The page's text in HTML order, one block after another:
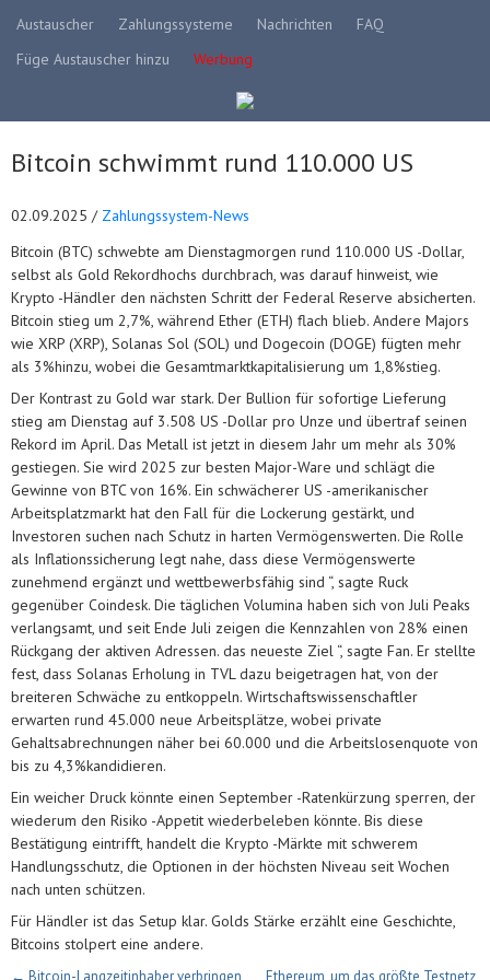
Austauscher Zahlungssysteme Nachrichten
FAQ
Füge Austauscher hinzu
Werbung
Bitcoin schwimmt rund 110.000 US
02.09.2025 / Zahlungssystem-News
Bitcoin (BTC) schwebte am Dienstagmorgen rund 110.000 US -Dollar,
selbst als Gold Rekordhochs durchbrach, was darauf hinweist, wie
Krypto -Händler den nächsten Schritt der Federal Reserve absicherten.
Bitcoin stieg um 2,7%, während Ether (ETH) flach blieb. Andere Majors
wie XRP (XRP), Solanas Sol (SOL) und Dogecoin (DOGE) fügten mehr
als 3%hinzu, wobei die Gesamtmarktkapitalisierung um 1,8%stieg.
Der Kontrast zu Gold war stark. Der Bullion für sofortige Lieferung
stieg am Dienstag auf 3.508 US -Dollar pro Unze und übertraf seinen
Rekord im April. Das Metall ist jetzt in diesem Jahr um mehr als 30%
gestiegen. Sie wird 2025 zur besten Major-Ware und schlägt die
Gewinne von BTC von 16%. Ein schwächerer US -amerikanischer
Arbeitsplatzmarkt hat den Fall für die Lockerung gestärkt, und
Investoren suchen nach Schutz in harten Vermögenswerten. Die Rolle
als Inflationssicherung legt nahe, dass diese Vermögenswerte
zunehmend ergänzt und wettbewerbsfähig sind “, sagte Ruck
gegenüber Coindesk. Die täglichen Volumina haben sich von Juli Peaks
verlangsamt, und seit Ende Juli zeigen die Kennzahlen von 28% einen
Rückgang der aktiven Adressen. das neueste Ziel “, sagte Fan. Er stellte
fest, dass Solanas Erholung in TVL dazu beigetragen hat, von der
breiteren Schwäche zu entkoppeln. Wirtschaftswissenschaftler
erwarten rund 45.000 neue Arbeitsplätze, wobei private
Gehaltsabrechnungen näher bei 60.000 und die Arbeitslosenquote von
bis zu 4,3%kandidieren.
Ein weicher Druck könnte einen September -Ratenkürzung sperren, der
wiederum den Risiko -Appetit wiederbeleben könnte. Bis diese
Bestätigung eintrifft, handelt die Krypto -Märkte mit schwerem
Handlungsschutz, die Optionen in der höchsten Niveau seit Wochen
nach unten schützen.
Für Händler ist das Setup klar. Golds Stärke erzählt eine Geschichte,
Bitcoins stolpert eine andere.
← Bitcoin-Langzeitinhaber verbringen Ethereum, um das größte Testnetz,